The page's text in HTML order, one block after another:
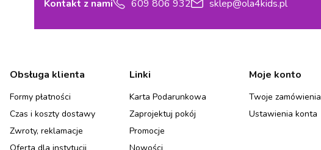
Kontakt z nami 609 806 932 sklep@ola4kids.pl
Linki w stopce
Obsługa klienta
Formy płatności
Czas i koszty dostawy
Zwroty, reklamacje
Linki
Karta Podarunkowa
Zaprojektuj pokój
Promocje
Moje konto
Twoje zamówienia
Ustawienia konta